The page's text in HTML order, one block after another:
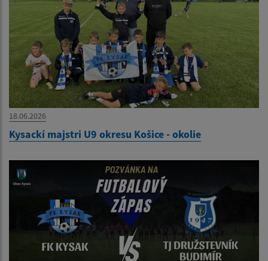
18.06.2026
Kysackí majstri U9 okresu Košice - okolie